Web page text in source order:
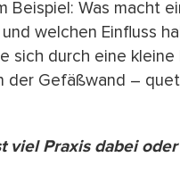
Beispiel: Was macht
welchen Einfluss
sich durch eine
der Gefäßwand –
viel Praxis dabei